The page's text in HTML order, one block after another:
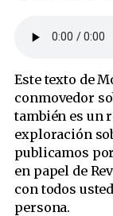
Este texto de
conmovedor
también es un
exploración
publicamos
en papel de
con todos
persona.